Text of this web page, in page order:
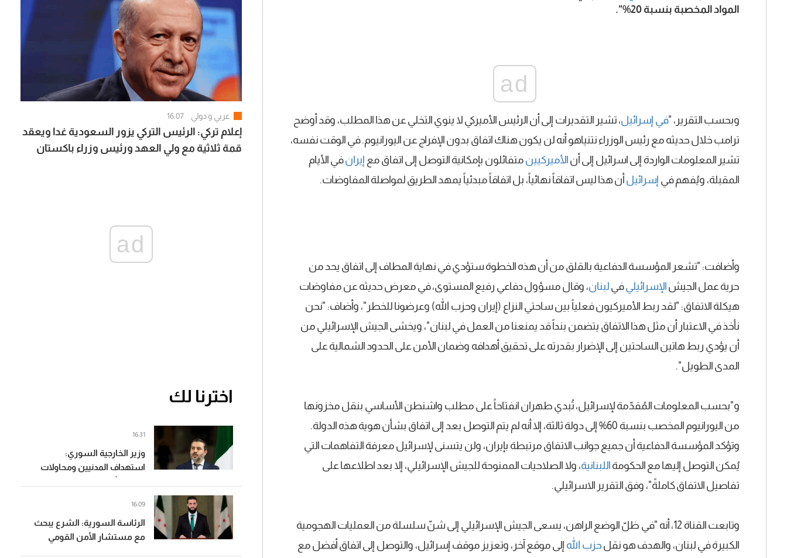
المواد المخصبة بنسبة 20%".
ad
وبحسب التقرير، "في إسرائيل، تشير التقديرات إلى أن الرئيس الأميركي لا ينوي التخلي عن هذا المطلب، وقد أوضح
ترامب خلال حديثه مع رئيس الوزراء نتنياهو أنه لن يكون هناك اتفاق بدون الإفراج عن اليورانيوم. في الوقت نفسه،
تشير المعلومات الواردة إلى اسرائيل إلى أن الأميركيين متفائلون بإمكانية التوصل إلى اتفاق مع إيرانفي الأيام
المقبلة، ويُفهم في إسرائيل أن هذا ليس اتفاقاً نهائياً، بل اتفاقاً مبدئياً يمهد الطريق لمواصلة المفاوضات.
وأضافت: "تشعر المؤسسة الدفاعية بالقلق من أن هذه الخطوة ستؤدي في نهاية المطاف إلى اتفاق يحد من
حرية عمل الجيش الإسرائيليفي لبنان، وقال مسؤول دفاعي رفيع المستوى، في معرض حديثه عن مفاوضات
هيكلة الاتفاق: "لقد ربط الأميركيون فعلياً بين ساحتي النزاع (إيران وحزب الله) وعرضونا للخطر"، وأضاف: "نحن
نأخذ في الاعتبار أن مثل هذا الاتفاق يتضمن بنداً قد يمنعنا من العمل في لبنان"، ويخشى الجيش الإسرائيلي من
أن يؤدي ربط هاتين الساحتين إلى الإضرار بقدرته على تحقيق أهدافه وضمان الأمن على الحدود الشمالية على
المدى الطويل".
و"بحسب المعلومات المُقدّمة لإسرائيل، تُبدي طهران انفتاحاً على مطلب واشنطن الأساسي بنقل مخزونها
من اليورانيوم المخصب بنسبة 60% إلى دولة ثالثة، إلا أنه لم يتم التوصل بعد إلى اتفاق بشأن هوية هذه الدولة.
وتؤكد المؤسسة الدفاعية أن جميع جوانب الاتفاق مرتبطة بإيران، ولن يتسنى لإسرائيل معرفة التفاهمات التي
يُمكن التوصل إليها مع الحكومة اللبنانية، ولا الصلاحيات الممنوحة للجيش الإسرائيلي، إلا بعد اطلاعها على
تفاصيل الاتفاق كاملةً"، وفق التقرير الاسرائيلي.
وتابعت القناة 12، أنه "في ظلّ الوضع الراهن، يسعى الجيش الإسرائيلي إلى شنّ سلسلة من العمليات الهجومية
الكبيرة في لبنان، والهدف هو نقل حزب الله إلى موقع آخر، وتعزيز موقف إسرائيل، والتوصل إلى اتفاق أفضل مع
عربي و دولي 16:07
إعلام تركي: الرئيس التركي يزور السعودية غدا ويعقد
قمة ثلاثية مع ولي العهد ورئيس وزراء باكستان
ad
اخترنا لك
وزير الخارجية السوري:
استهداف المدنيين ومحاولات
الدولة
16:31
الرئاسة السورية: الشرع يبحث
مع مستشار الأمن القومي
16:09